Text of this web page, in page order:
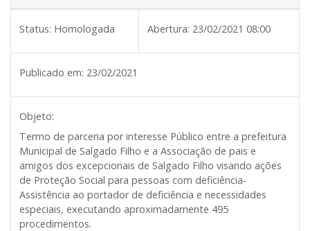
Status: Homologada Abertura: 23/02/2021 08:00
Publicado em: 23/02/2021
Objeto:
Termo de parceria por interesse Público entre a prefeitura
Municipal de Salgado Filho e a Associação de pais e
amigos dos excepcionais de Salgado Filho visando ações
de Proteção Social para pessoas com deficiência-
Assistência ao portador de deficiência e necessidades
especiais, executando aproximadamente 495
procedimentos.